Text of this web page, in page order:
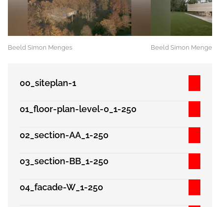
Beeld Simon Menges Beeld Simon Menges
00_siteplan-1
01_floor-plan-level-0_1-250
02_section-AA_1-250
03_section-BB_1-250
04_facade-W_1-250